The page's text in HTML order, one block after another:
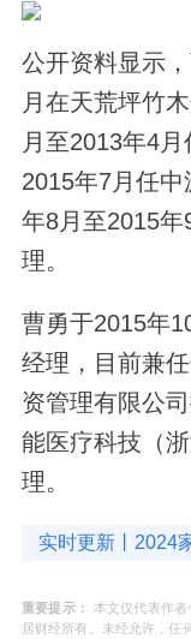
公开资料显示
月在天荒坪竹
月至2013年4
2015年7月任
年8月至2015
理。
曹勇于2015年
经理，目前兼任
资管理有限公
能医疗科技（
理。
实时更新丨2024
重要提示：
本文仅代表作
居财经所有。未经允许，任